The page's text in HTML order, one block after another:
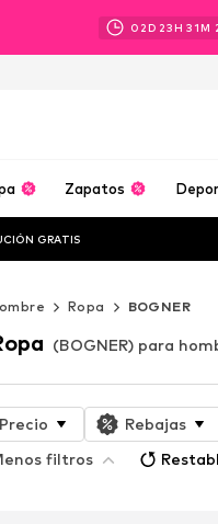
02D 23H 31M
Zapatos
GRATIS
Ropa BOGNER
(BOGNER) para
Precio Rebajas
filtros